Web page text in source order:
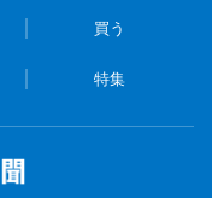
買う
特集